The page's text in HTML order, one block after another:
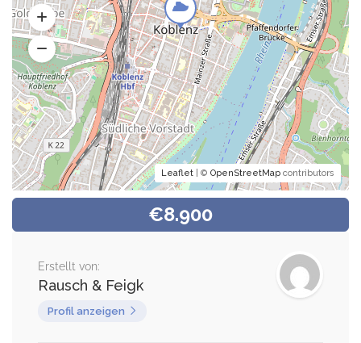
Leaflet | © OpenStreetMap contributors
€8.900
Erstellt von:
Rausch & Feigk
Profil anzeigen